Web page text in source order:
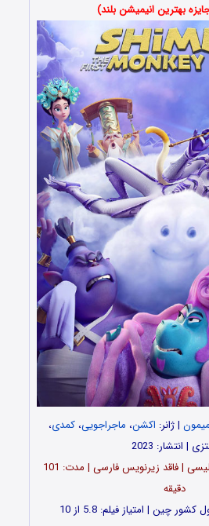
بهترین انیمیشن بلند)
| ژانر: اکشن، ماجراجویی، کمدی،
| انتشار: 2023
زبان: دوبله فارسی + انگلیسی | فاقد زیرنویس فارسی | مدت: 101
دقیقه